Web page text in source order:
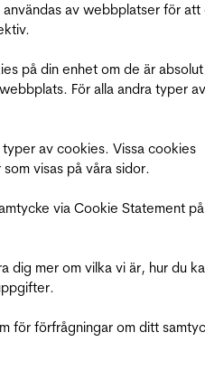
av webbplatser för att
på din enhet om de är absolut
För alla andra typer av
av cookies. Vissa cookies
visas på våra sidor.
via Cookie Statement
dig mer om vilka vi är, hur du
för förfrågningar om ditt